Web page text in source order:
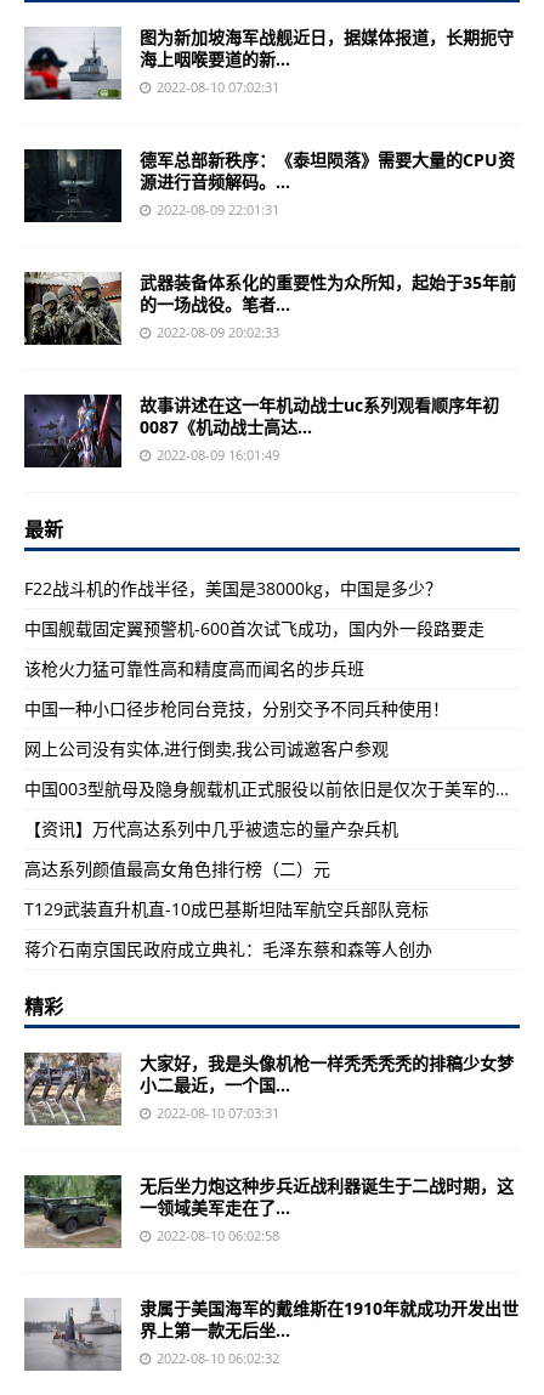
图为新加坡海军战舰近日，据媒体报道，长期扼守
海上咽喉要道的新...
2022-08-10 07:02:31
德军总部新秩序：《泰坦陨落》需要大量的CPU资
源进行音频解码。...
2022-08-09 22:01:31
武器装备体系化的重要性为众所知，起始于35年前
的一场战役。笔者...
2022-08-09 20:02:33
故事讲述在这一年机动战士uc系列观看顺序年初
0087《机动战士高达...
2022-08-09 16:01:49
最新
F22战斗机的作战半径，美国是38000kg，中国是多少？
中国舰载固定翼预警机-600首次试飞成功，国内外一段路要走
该枪火力猛可靠性高和精度高而闻名的步兵班
中国一种小口径步枪同台竞技，分别交予不同兵种使用！
网上公司没有实体,进行倒卖,我公司诚邀客户参观
中国003型航母及隐身舰载机正式服役以前依旧是仅次于美军的力量
【资讯】万代高达系列中几乎被遗忘的量产杂兵机
高达系列颜值最高女角色排行榜（二）元
T129武装直升机直-10成巴基斯坦陆军航空兵部队竞标
蒋介石南京国民政府成立典礼：毛泽东蔡和森等人创办
精彩
大家好，我是头像机枪一样秃秃秃秃的排稿少女梦
小二最近，一个国...
2022-08-10 07:03:31
无后坐力炮这种步兵近战利器诞生于二战时期，这
一领域美军走在了...
2022-08-10 06:02:58
隶属于美国海军的戴维斯在1910年就成功开发出世
界上第一款无后坐...
2022-08-10 06:02:32